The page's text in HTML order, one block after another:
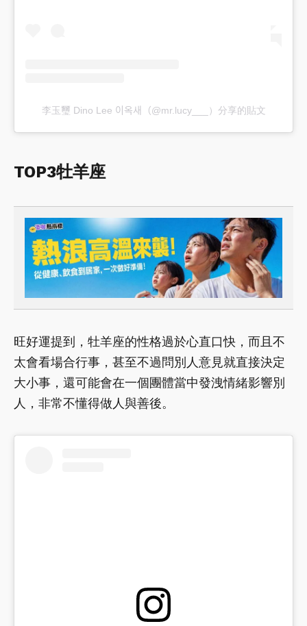
李玉璽 Dino Lee 이옥새（@mr.lucy___）分享的貼文
TOP3牡羊座
旺好運提到，牡羊座的性格過於心直口快，而且不
太會看場合行事，甚至不過問別人意見就直接決定
大小事，還可能會在一個團體當中發洩情緒影響別
人，非常不懂得做人與善後。